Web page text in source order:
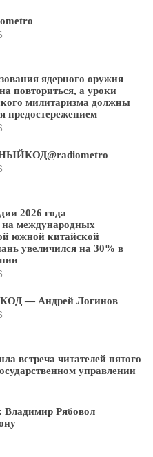
ядерного оружия
повториться, а уроки
милитаризма должны
предостережением
2026 года
на международных
южной китайской
увеличился на 30% в
— Андрей Логинов
встреча читателей пятого
управлении
Владимир Рябовол